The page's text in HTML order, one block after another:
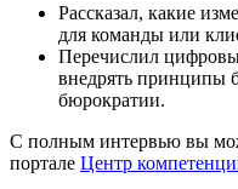
Рассказал, какие
для команды или
Перечислил
внедрять принципы
бюрократии.
С полным интервью вы
портале Центр